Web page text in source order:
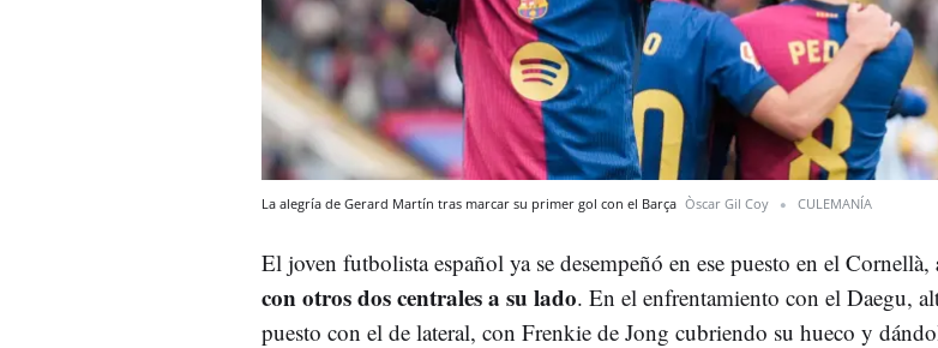
La alegría de Gerard Martín tras marcar su primer gol con el Barça Òscar Gil Coy CULEMANÍA
El joven futbolista español ya se desempeñó en ese puesto en el Cornellà,
con otros dos centrales a su lado. En el enfrentamiento con el Daegu,
puesto con el de lateral, con Frenkie de Jong cubriendo su hueco y